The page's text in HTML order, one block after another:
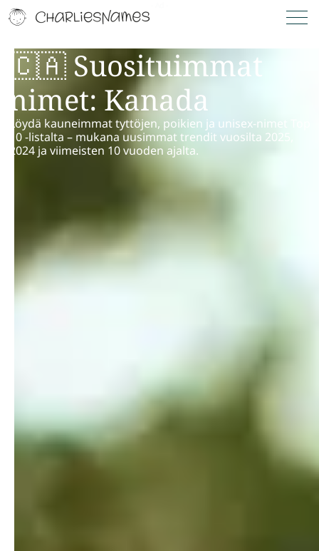
🇨🇦 Suosituimmat
nimet: Kanada
Löydä kauneimmat tyttöjen, poikien ja unisex-nimet Top
10 -listalta – mukana uusimmat trendit vuosilta 2025,
2024 ja viimeisten 10 vuoden ajalta.